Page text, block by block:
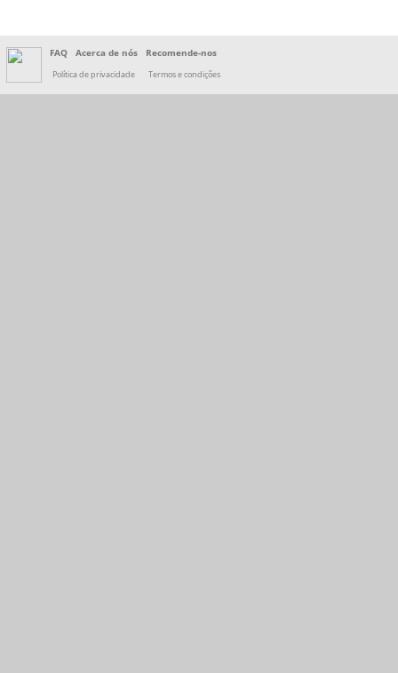
FAQ Acerca de nós Recomende-nos
Política de privacidade Termos e condições